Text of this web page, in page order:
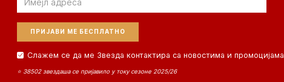
Слажем се да ме Звезда контактира са новостима и промоцијама
⭐ 38502 звездаша се пријавило у току сезоне 2025/26